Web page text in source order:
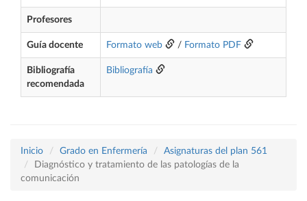
Profesores
Guía docente Formato web / Formato PDF
Bibliografía
recomendada
Bibliografía
Inicio Grado en Enfermería
Asignaturas del plan 561
Diagnóstico y tratamiento de las patologías de la
comunicación